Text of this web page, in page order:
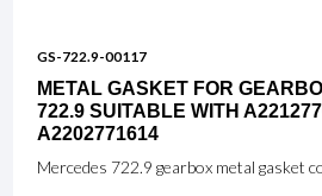
GS-722.9-00117
METAL GASKET FOR
722.9 SUITABLE WITH
A2202771614
Mercedes 722.9 gearbox metal gasket